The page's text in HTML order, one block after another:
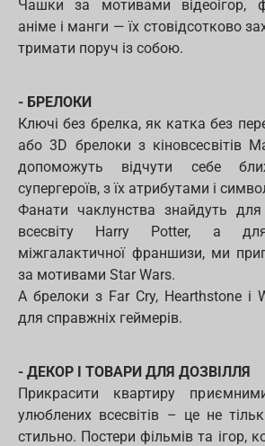
Чашки за мотивами відеоігор,
аніме і манги — їх стовідсотково
тримати поруч із собою.
- БРЕЛОКИ
Ключі без брелка, як катка без
або 3D брелоки з кіновсесвітів
допоможуть відчути себе
супергероїв, з їх атрибутами і
Фанати чаклунства знайдуть
всесвіту Harry Potter, а для
міжгалактичної франшизи, ми
за мотивами Star Wars.
А брелоки з Far Cry, Hearthstone і
для справжніх геймерів.
- ДЕКОР І ТОВАРИ ДЛЯ ДОЗВІЛЛЯ
Прикрасити квартиру
улюблених всесвітів – це не
стильно. Постери фільмів та ігор,